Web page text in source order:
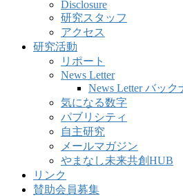
Disclosure
研究スタッフ
アクセス
研究活動
リポート
News Letter
News Letter バック
気になる数字
パブリシティ
自主研究
メールマガジン
やまなし未来共創HUB
リンク
賛助会員募集